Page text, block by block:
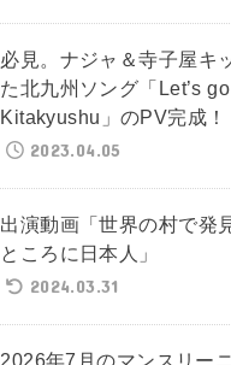
必見。ナジャ＆寺子屋キ
た北九州ソング「Let’s go
Kitakyushu」のPV完成！
2023.04.05
出演動画「世界の村で発
ところに日本人」
2024.03.31
2026年7月のマンスリー